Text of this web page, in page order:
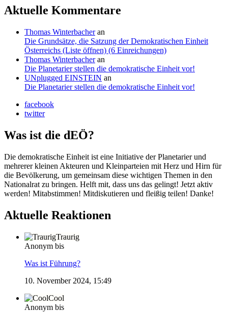
Aktuelle Kommentare
Thomas Winterbacheran
Die Grundsätze, die Satzung der Demokratischen Einheit
Österreichs (Liste öffnen) (6 Einreichungen)
Thomas Winterbacheran
Die Planetarier stellen die demokratische Einheit vor!
UNplugged EINSTEIN an
Die Planetarier stellen die demokratische Einheit vor!
facebook
twitter
Was ist die dEÖ?
Die demokratische Einheit ist eine Initiative der Planetarier und
mehrerer kleinen Akteuren und Kleinparteien mit Herz und Hirn für
die Bevölkerung, um gemeinsam diese wichtigen Themen in den
Nationalrat zu bringen. Helft mit, dass uns das gelingt! Jetzt aktiv
werden! Mitabstimmen! Mitdiskutieren und fleißig teilen! Danke!
Aktuelle Reaktionen
Traurig
Anonym bis
Was ist Führung?
10. November 2024, 15:49
Cool
Anonym bis